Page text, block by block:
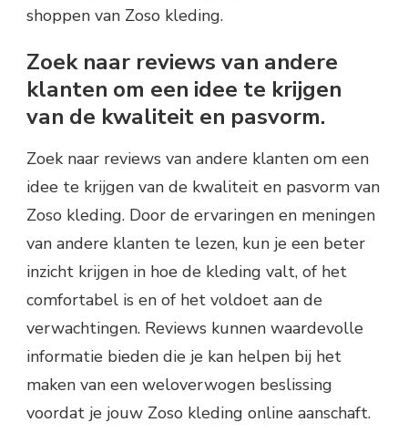
shoppen van Zoso kleding.
Zoek naar reviews van andere
klanten om een idee te krijgen
van de kwaliteit en pasvorm.
Zoek naar reviews van andere klanten om een
idee te krijgen van de kwaliteit en pasvorm van
Zoso kleding. Door de ervaringen en meningen
van andere klanten te lezen, kun je een beter
inzicht krijgen in hoe de kleding valt, of het
comfortabel is en of het voldoet aan de
verwachtingen. Reviews kunnen waardevolle
informatie bieden die je kan helpen bij het
maken van een weloverwogen beslissing
voordat je jouw Zoso kleding online aanschaft.